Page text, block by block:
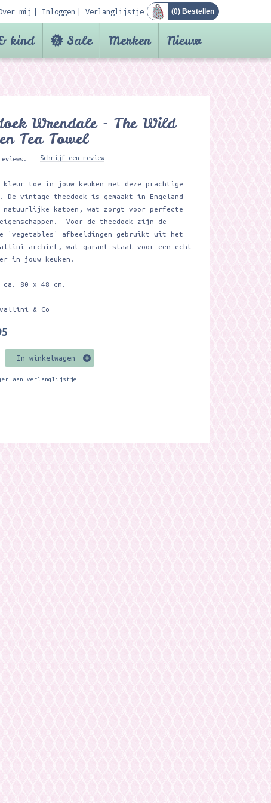
mij Inloggen Verlanglijstje (0) Bestellen
kind Sale Merken Nieuw
Wrendale - The Wild
Tea Towel
Schrijf een review
kleur toe in jouw keuken met deze prachtige
De vintage theedoek is gemaakt in Engeland
natuurlijke katoen, wat zorgt voor perfecte
Voor de theedoek zijn de
'vegetables' afbeeldingen gebruikt uit het
archief, wat garant staat voor een echt
in jouw keuken.
ca. 80 x 48 cm.
& Co
In winkelwagen
aan verlanglijstje